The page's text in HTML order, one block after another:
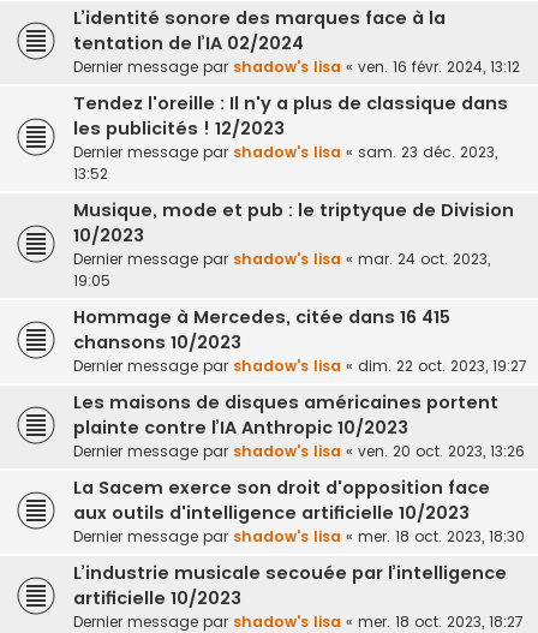
L’identité sonore des marques face à la
tentation de l’IA 02/2024
Dernier message par shadow's lisa « ven. 16 févr. 2024, 13:12
Tendez l'oreille : Il n'y a plus de classique dans
les publicités ! 12/2023
Dernier message par shadow's lisa « sam. 23 déc. 2023,
13:52
Musique, mode et pub : le triptyque de Division
10/2023
Dernier message par shadow's lisa « mar. 24 oct. 2023,
19:05
Hommage à Mercedes, citée dans 16 415
chansons 10/2023
Dernier message par shadow's lisa « dim. 22 oct. 2023, 19:27
Les maisons de disques américaines portent
plainte contre l’IA Anthropic 10/2023
Dernier message par shadow's lisa « ven. 20 oct. 2023, 13:26
La Sacem exerce son droit d'opposition face
aux outils d'intelligence artificielle 10/2023
Dernier message par shadow's lisa « mer. 18 oct. 2023, 18:30
L’industrie musicale secouée par l’intelligence
artificielle 10/2023
Dernier message par shadow's lisa « mer. 18 oct. 2023, 18:27